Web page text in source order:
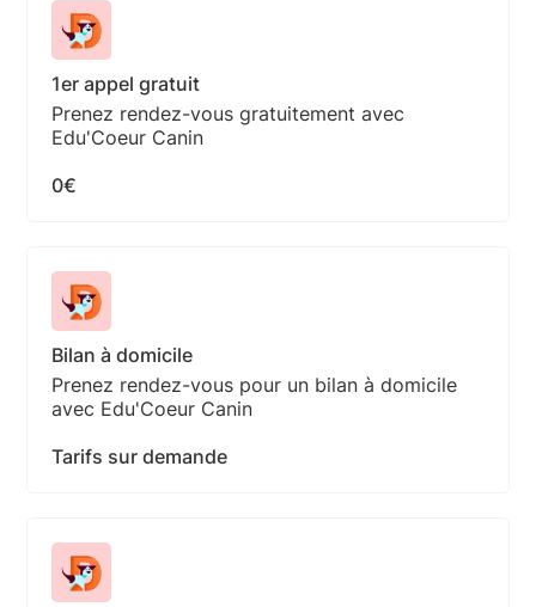
1er appel gratuit
Prenez rendez-vous gratuitement avec
Edu'Coeur Canin
0€
Bilan à domicile
Prenez rendez-vous pour un bilan à domicile
avec Edu'Coeur Canin
Tarifs sur demande